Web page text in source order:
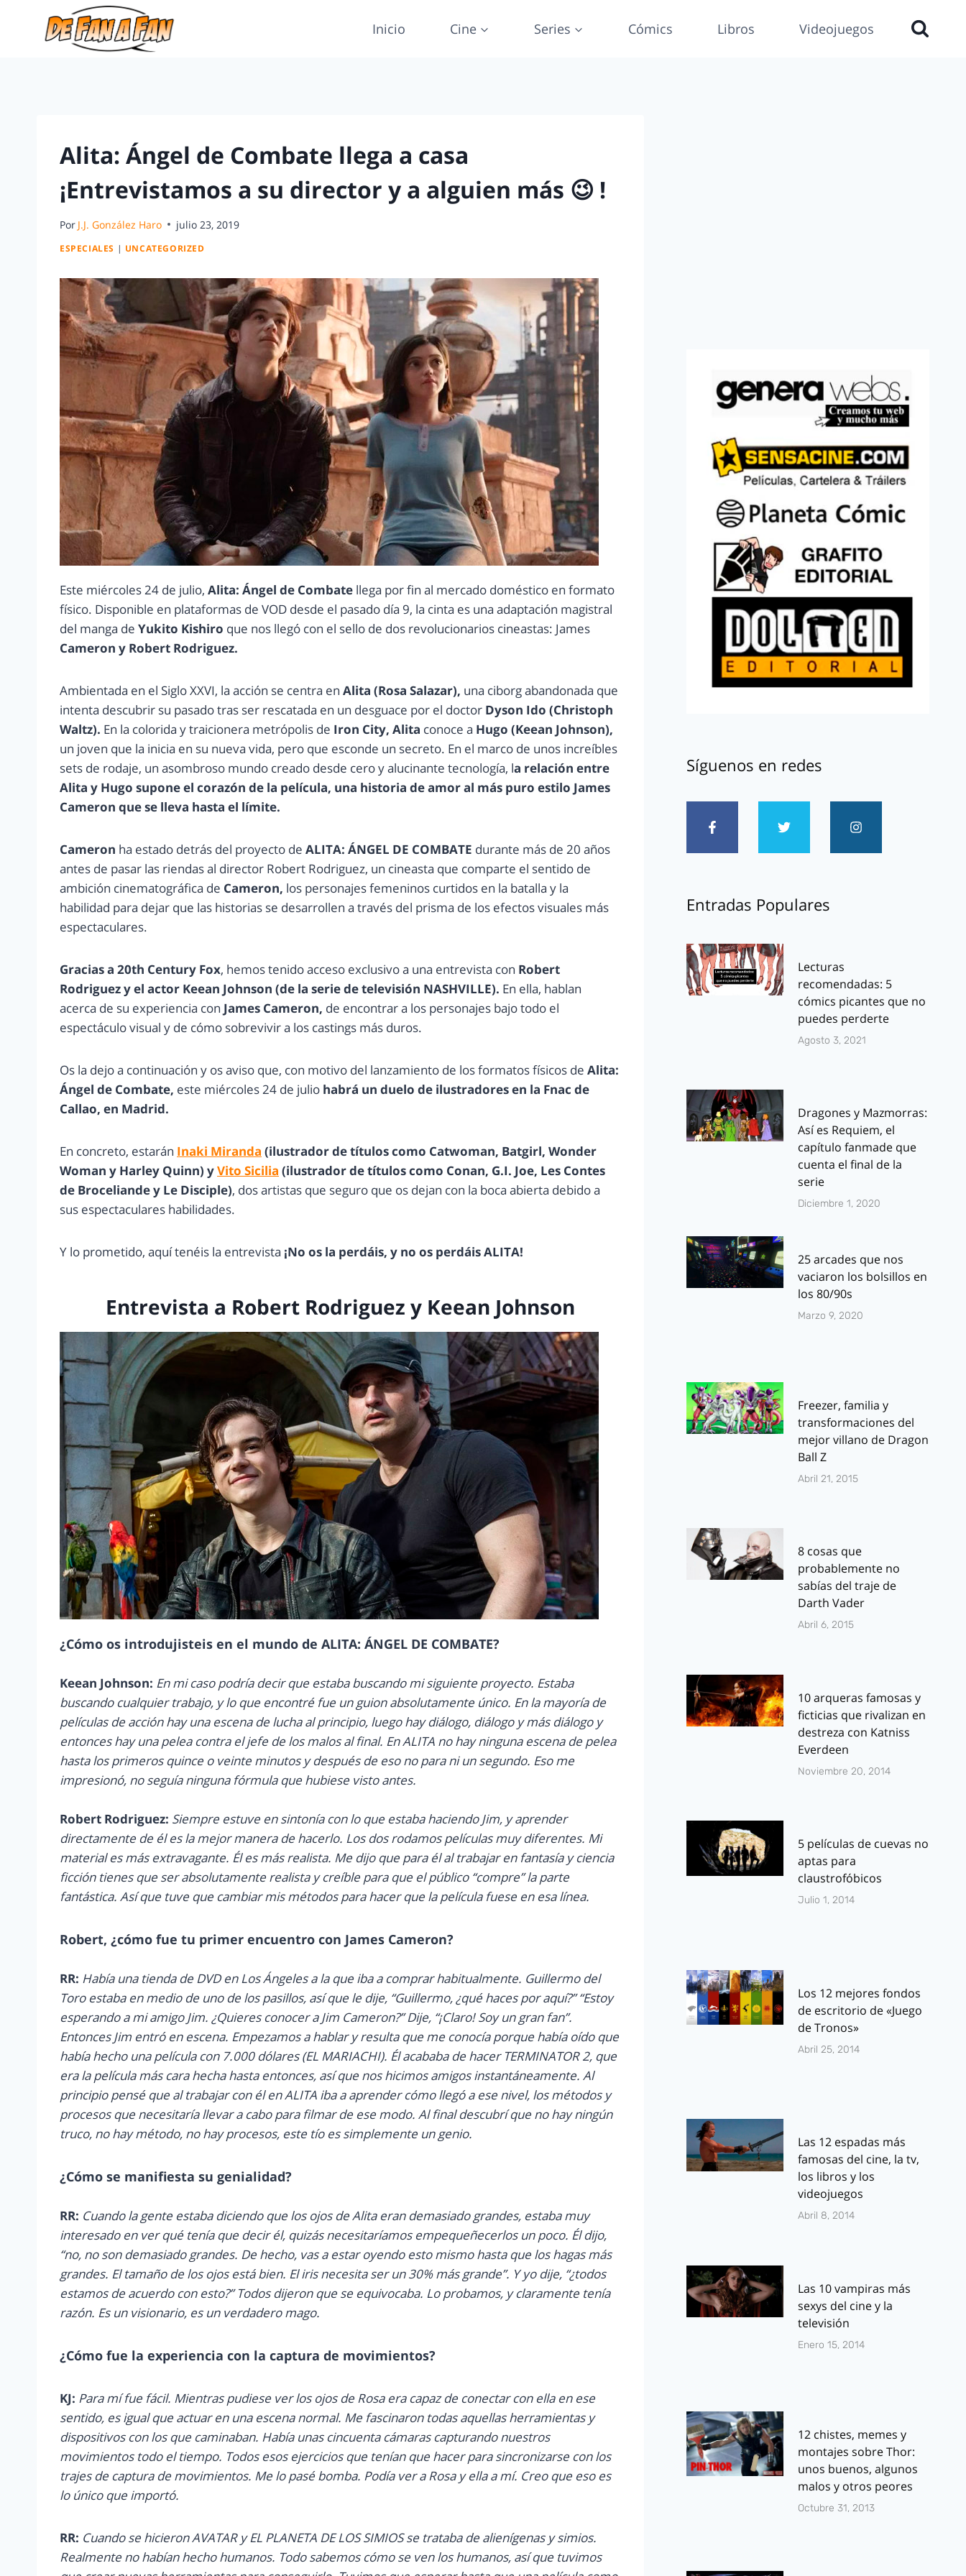
Inicio Cine Series Cómics Libros Videojuegos
Alita: Ángel de Combate llega a casa
¡Entrevistamos a su director y a alguien más 😉 !
Por J.J. González Haro julio 23, 2019
ESPECIALES | UNCATEGORIZED
Este miércoles 24 de julio, Alita: Ángel de Combate llega por fin al mercado doméstico en formato
físico. Disponible en plataformas de VOD desde el pasado día 9, la cinta es una adaptación magistral
del manga de Yukito Kishiro que nos llegó con el sello de dos revolucionarios cineastas: James
Cameron y Robert Rodriguez.
Ambientada en el Siglo XXVI, la acción se centra en Alita (Rosa Salazar), una ciborg abandonada que
intenta descubrir su pasado tras ser rescatada en un desguace por el doctor Dyson Ido (Christoph
Waltz). En la colorida y traicionera metrópolis de Iron City, Alita conoce a Hugo (Keean Johnson),
un joven que la inicia en su nueva vida, pero que esconde un secreto. En el marco de unos increíbles
sets de rodaje, un asombroso mundo creado desde cero y alucinante tecnología, la relación entre
Alita y Hugo supone el corazón de la película, una historia de amor al más puro estilo James
Cameron que se lleva hasta el límite.
Cameron ha estado detrás del proyecto de ALITA: ÁNGEL DE COMBATE durante más de 20 años
antes de pasar las riendas al director Robert Rodriguez, un cineasta que comparte el sentido de
ambición cinematográfica de Cameron, los personajes femeninos curtidos en la batalla y la
habilidad para dejar que las historias se desarrollen a través del prisma de los efectos visuales más
espectaculares.
Gracias a 20th Century Fox, hemos tenido acceso exclusivo a una entrevista con Robert
Rodriguez y el actor Keean Johnson (de la serie de televisión NASHVILLE). En ella, hablan
acerca de su experiencia con James Cameron, de encontrar a los personajes bajo todo el
espectáculo visual y de cómo sobrevivir a los castings más duros.
Os la dejo a continuación y os aviso que, con motivo del lanzamiento de los formatos físicos de Alita:
Ángel de Combate, este miércoles 24 de julio habrá un duelo de ilustradores en la Fnac de
Callao, en Madrid.
En concreto, estarán Inaki Miranda (ilustrador de títulos como Catwoman, Batgirl, Wonder
Woman y Harley Quinn) yVito Sicilia (ilustrador de títulos como Conan, G.I. Joe, Les Contes
de Broceliande y Le Disciple), dos artistas que seguro que os dejan con la boca abierta debido a
sus espectaculares habilidades.
Y lo prometido, aquí tenéis la entrevista ¡No os la perdáis, y no os perdáis ALITA!
Entrevista a Robert Rodriguez y Keean Johnson
¿Cómo os introdujisteis en el mundo de ALITA: ÁNGEL DE COMBATE?
Keean Johnson: En mi caso podría decir que estaba buscando mi siguiente proyecto. Estaba
buscando cualquier trabajo, y lo que encontré fue un guion absolutamente único. En la mayoría de
películas de acción hay una escena de lucha al principio, luego hay diálogo, diálogo y más diálogo y
entonces hay una pelea contra el jefe de los malos al final. En ALITA no hay ninguna escena de pelea
hasta los primeros quince o veinte minutos y después de eso no para ni un segundo. Eso me
impresionó, no seguía ninguna fórmula que hubiese visto antes.
Robert Rodriguez: Siempre estuve en sintonía con lo que estaba haciendo Jim, y aprender
directamente de él es la mejor manera de hacerlo. Los dos rodamos películas muy diferentes. Mi
material es más extravagante. Él es más realista. Me dijo que para él al trabajar en fantasía y ciencia
ficción tienes que ser absolutamente realista y creíble para que el público “compre” la parte
fantástica. Así que tuve que cambiar mis métodos para hacer que la película fuese en esa línea.
Robert, ¿cómo fue tu primer encuentro con James Cameron?
RR: Había una tienda de DVD en Los Ángeles a la que iba a comprar habitualmente. Guillermo del
Toro estaba en medio de uno de los pasillos, así que le dije, “Guillermo, ¿qué haces por aquí?” “Estoy
esperando a mi amigo Jim. ¿Quieres conocer a Jim Cameron?” Dije, “¡Claro! Soy un gran fan”.
Entonces Jim entró en escena. Empezamos a hablar y resulta que me conocía porque había oído que
había hecho una película con 7.000 dólares (EL MARIACHI). Él acababa de hacer TERMINATOR 2, que
era la película más cara hecha hasta entonces, así que nos hicimos amigos instantáneamente. Al
principio pensé que al trabajar con él en ALITA iba a aprender cómo llegó a ese nivel, los métodos y
procesos que necesitaría llevar a cabo para filmar de ese modo. Al final descubrí que no hay ningún
truco, no hay método, no hay procesos, este tío es simplemente un genio.
¿Cómo se manifiesta su genialidad?
RR: Cuando la gente estaba diciendo que los ojos de Alita eran demasiado grandes, estaba muy
interesado en ver qué tenía que decir él, quizás necesitaríamos empequeñecerlos un poco. Él dijo,
“no, no son demasiado grandes. De hecho, vas a estar oyendo esto mismo hasta que los hagas más
grandes. El tamaño de los ojos está bien. El iris necesita ser un 30% más grande”. Y yo dije, “¿todos
estamos de acuerdo con esto?” Todos dijeron que se equivocaba. Lo probamos, y claramente tenía
razón. Es un visionario, es un verdadero mago.
¿Cómo fue la experiencia con la captura de movimientos?
KJ: Para mí fue fácil. Mientras pudiese ver los ojos de Rosa era capaz de conectar con ella en ese
sentido, es igual que actuar en una escena normal. Me fascinaron todas aquellas herramientas y
dispositivos con los que caminaban. Había unas cincuenta cámaras capturando nuestros
movimientos todo el tiempo. Todos esos ejercicios que tenían que hacer para sincronizarse con los
trajes de captura de movimientos. Me lo pasé bomba. Podía ver a Rosa y ella a mí. Creo que eso es
lo único que importó.
RR: Cuando se hicieron AVATAR y EL PLANETA DE LOS SIMIOS se trataba de alienígenas y simios.
Realmente no habían hecho humanos. Todo sabemos cómo se ven los humanos, así que tuvimos
Síguenos en redes
Entradas Populares
Lecturas
recomendadas: 5
cómics picantes que no
puedes perderte
Agosto 3, 2021
Dragones y Mazmorras:
Así es Requiem, el
capítulo fanmade que
cuenta el final de la
serie
Diciembre 1, 2020
25 arcades que nos
vaciaron los bolsillos en
los 80/90s
Marzo 9, 2020
Freezer, familia y
transformaciones del
mejor villano de Dragon
Ball Z
Abril 21, 2015
8 cosas que
probablemente no
sabías del traje de
Darth Vader
Abril 6, 2015
10 arqueras famosas y
ficticias que rivalizan en
destreza con Katniss
Everdeen
Noviembre 20, 2014
5 películas de cuevas no
aptas para
claustrofóbicos
Julio 1, 2014
Los 12 mejores fondos
de escritorio de «Juego
de Tronos»
Abril 25, 2014
Las 12 espadas más
famosas del cine, la tv,
los libros y los
videojuegos
Abril 8, 2014
Las 10 vampiras más
sexys del cine y la
televisión
Enero 15, 2014
12 chistes, memes y
montajes sobre Thor:
unos buenos, algunos
malos y otros peores
Octubre 31, 2013